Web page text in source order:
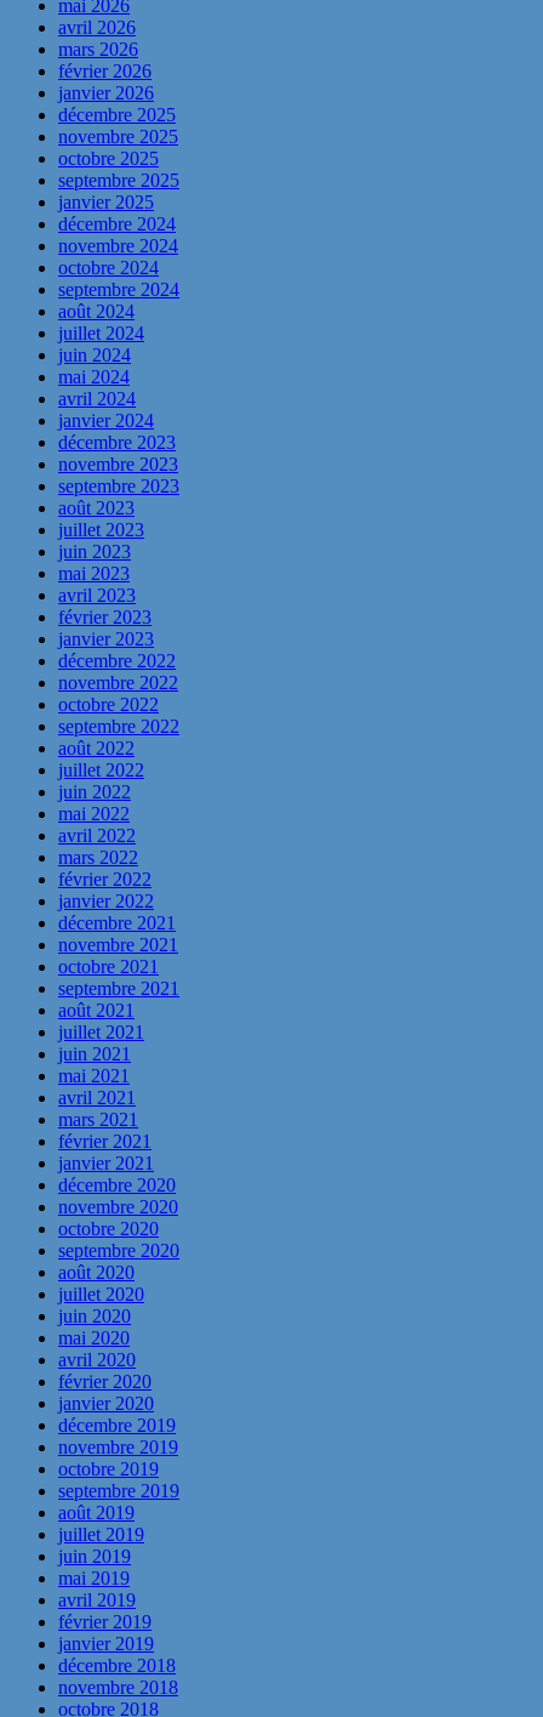
mai 2026
avril 2026
mars 2026
février 2026
janvier 2026
décembre 2025
novembre 2025
octobre 2025
septembre 2025
janvier 2025
décembre 2024
novembre 2024
octobre 2024
septembre 2024
août 2024
juillet 2024
juin 2024
mai 2024
avril 2024
janvier 2024
décembre 2023
novembre 2023
septembre 2023
août 2023
juillet 2023
juin 2023
mai 2023
avril 2023
février 2023
janvier 2023
décembre 2022
novembre 2022
octobre 2022
septembre 2022
août 2022
juillet 2022
juin 2022
mai 2022
avril 2022
mars 2022
février 2022
janvier 2022
décembre 2021
novembre 2021
octobre 2021
septembre 2021
août 2021
juillet 2021
juin 2021
mai 2021
avril 2021
mars 2021
février 2021
janvier 2021
décembre 2020
novembre 2020
octobre 2020
septembre 2020
août 2020
juillet 2020
juin 2020
mai 2020
avril 2020
février 2020
janvier 2020
décembre 2019
novembre 2019
octobre 2019
septembre 2019
août 2019
juillet 2019
juin 2019
mai 2019
avril 2019
février 2019
janvier 2019
décembre 2018
novembre 2018
octobre 2018